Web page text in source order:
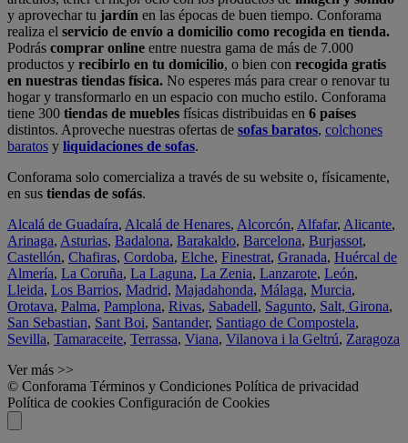
y aprovechar tu jardín en las épocas de buen tiempo. Conforama
realiza el servicio de envío a domicilio como recogida en tienda.
Podrás comprar online entre nuestra gama de más de 7.000
productos y recibirlo en tu domicilio, o bien con recogida gratis
en nuestras tiendas física. No esperes más para crear o renovar tu
hogar y transformarlo en un espacio con mucho estilo. Conforama
tiene 300 tiendas de muebles físicas distribuidas en 6 países
distintos. Aproveche nuestras ofertas de sofas baratos, colchones
baratos y liquidaciones de sofas.
Conforama solo comercializa a través de su website o, físicamente,
en sus tiendas de sofás.
Alcalá de Guadaíra, Alcalá de Henares, Alcorcón, Alfafar, Alicante,
Arinaga, Asturias, Badalona, Barakaldo, Barcelona, Burjassot,
Castellón, Chafiras, Cordoba, Elche, Finestrat, Granada, Huércal de
Almería, La Coruña, La Laguna, La Zenia, Lanzarote, León,
Lleida, Los Barrios, Madrid, Majadahonda, Málaga, Murcia,
Orotava, Palma, Pamplona, Rivas, Sabadell, Sagunto, Salt, Girona,
San Sebastian, Sant Boi, Santander, Santiago de Compostela,
Sevilla, Tamaraceite, Terrassa, Viana, Vilanova i la Geltrú, Zaragoza
Ver más >>
© Conforama Términos y Condiciones Política de privacidad
Política de cookies Configuración de Cookies